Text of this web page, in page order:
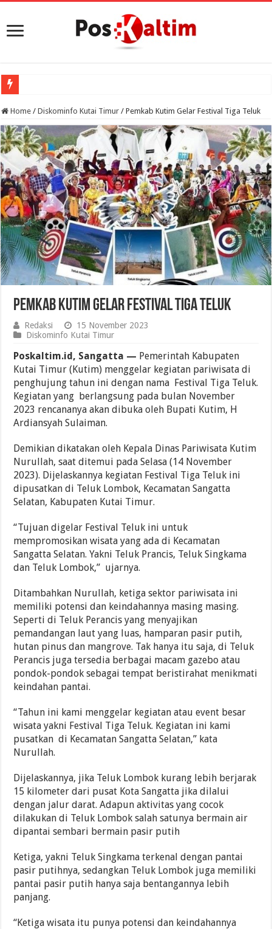
Home / Diskominfo Kutai Timur / Pemkab Kutim Gelar Festival Tiga Teluk
Pemkab Kutim Gelar Festival Tiga Teluk
Redaksi
15 November 2023
Diskominfo Kutai Timur
Poskaltim.id, Sangatta — Pemerintah Kabupaten
Kutai Timur (Kutim) menggelar kegiatan pariwisata di
penghujung tahun ini dengan nama Festival Tiga Teluk.
Kegiatan yang berlangsung pada bulan November
2023 rencananya akan dibuka oleh Bupati Kutim, H
Ardiansyah Sulaiman.
Demikian dikatakan oleh Kepala Dinas Pariwisata Kutim
Nurullah, saat ditemui pada Selasa (14 November
2023). Dijelaskannya kegiatan Festival Tiga Teluk ini
dipusatkan di Teluk Lombok, Kecamatan Sangatta
Selatan, Kabupaten Kutai Timur.
“Tujuan digelar Festival Teluk ini untuk
mempromosikan wisata yang ada di Kecamatan
Sangatta Selatan. Yakni Teluk Prancis, Teluk Singkama
dan Teluk Lombok,” ujarnya.
Ditambahkan Nurullah, ketiga sektor pariwisata ini
memiliki potensi dan keindahannya masing masing.
Seperti di Teluk Perancis yang menyajikan
pemandangan laut yang luas, hamparan pasir putih,
hutan pinus dan mangrove. Tak hanya itu saja, di Teluk
Perancis juga tersedia berbagai macam gazebo atau
pondok-pondok sebagai tempat beristirahat menikmati
keindahan pantai.
“Tahun ini kami menggelar kegiatan atau event besar
wisata yakni Festival Tiga Teluk. Kegiatan ini kami
pusatkan di Kecamatan Sangatta Selatan,” kata
Nurullah.
Dijelaskannya, jika Teluk Lombok kurang lebih berjarak
15 kilometer dari pusat Kota Sangatta jika dilalui
dengan jalur darat. Adapun aktivitas yang cocok
dilakukan di Teluk Lombok salah satunya bermain air
dipantai sembari bermain pasir putih
Ketiga, yakni Teluk Singkama terkenal dengan pantai
pasir putihnya, sedangkan Teluk Lombok juga memiliki
pantai pasir putih hanya saja bentangannya lebih
panjang.
“Ketiga wisata itu punya potensi dan keindahannya